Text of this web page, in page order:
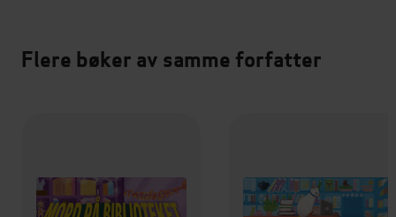
Flere bøker av samme forfatter